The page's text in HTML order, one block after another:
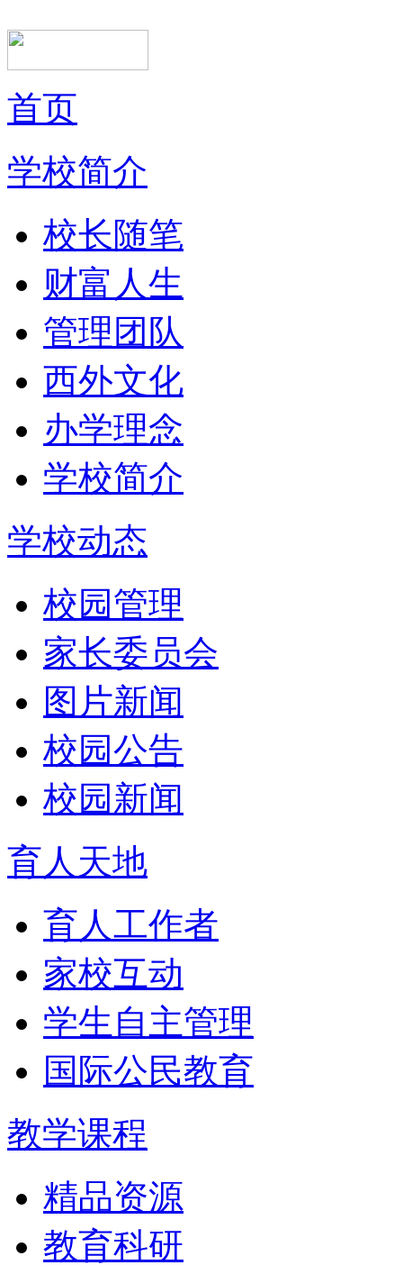
首页
学校简介
校长随笔
财富人生
管理团队
西外文化
办学理念
学校简介
学校动态
校园管理
家长委员会
图片新闻
校园公告
校园新闻
育人天地
育人工作者
家校互动
学生自主管理
国际公民教育
教学课程
精品资源
教育科研